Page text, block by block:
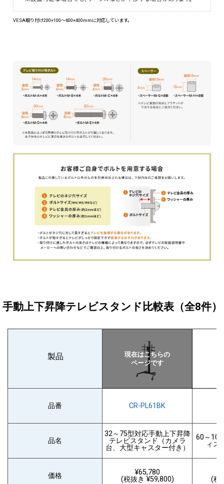
手動上下昇降テレビスタンド比較表（全8件）
製品
品番
品名
価格
CR-PL61BK
32～75型対応手動上下昇降
テレビスタンド（カメラ
台、大型キャスター付き）
¥65,780
(税抜き ¥59,800)
60～
ィス
(税